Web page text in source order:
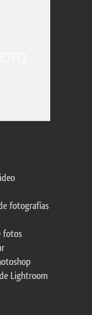
fotografías
fotos
Lightroom